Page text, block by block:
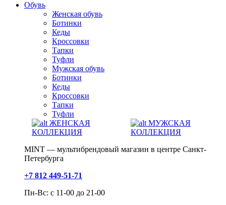
Обувь
Женская обувь
Ботинки
Кеды
Кроссовки
Тапки
Туфли
Мужская обувь
Ботинки
Кеды
Кроссовки
Тапки
Туфли
ЖЕНСКАЯ
КОЛЛЕКЦИЯ
МУЖСКАЯ
КОЛЛЕКЦИЯ
MINT — мультибрендовый магазин в центре Санкт-
Петербурга
+7 812 449-51-71
Пн-Вс: с 11-00 до 21-00